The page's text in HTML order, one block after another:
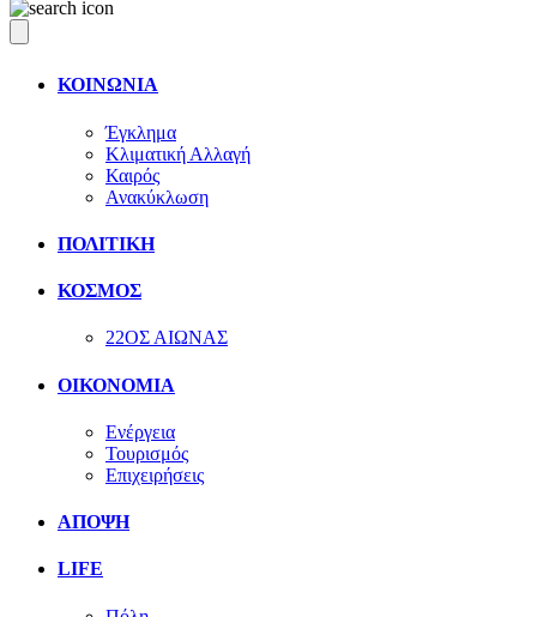
ΚΟΙΝΩΝΙΑ
Έγκλημα
Κλιματική Αλλαγή
Καιρός
Ανακύκλωση
ΠΟΛΙΤΙΚΗ
ΚΟΣΜΟΣ
22ΟΣ ΑΙΩΝΑΣ
ΟΙΚΟΝΟΜΙΑ
Ενέργεια
Τουρισμός
Επιχειρήσεις
ΑΠΟΨΗ
LIFE